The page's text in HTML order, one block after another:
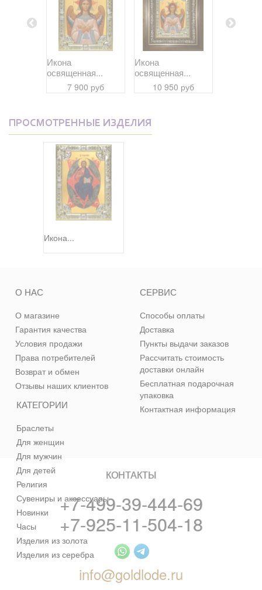
Икона
освященная...
7 900 руб
Икона
освященная...
10 950 руб
ПРОСМОТРЕННЫЕ ИЗДЕЛИЯ
Икона...
КАТЕГОРИИ
Браслеты
Для женщин
Для мужчин
Для детей
Религия
Сувениры и аксессуары
Новинки
Часы
Изделия из золота
Изделия из серебра
О НАС
О магазине
Гарантия качества
Условия продажи
Права потребителей
Возврат и обмен
Отзывы наших клиентов
СЕРВИС
Способы оплаты
Доставка
Пункты выдачи заказов
Рассчитать стоимость
доставки онлайн
Бесплатная подарочная
упаковка
Контактная информация
КОНТАКТЫ
+7-499-39-444-69
+7-925-11-504-18
info@goldlode.ru